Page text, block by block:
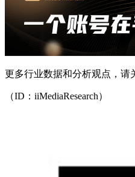
更多行业数据和分析观点，请
（ID：iiMediaResearch）